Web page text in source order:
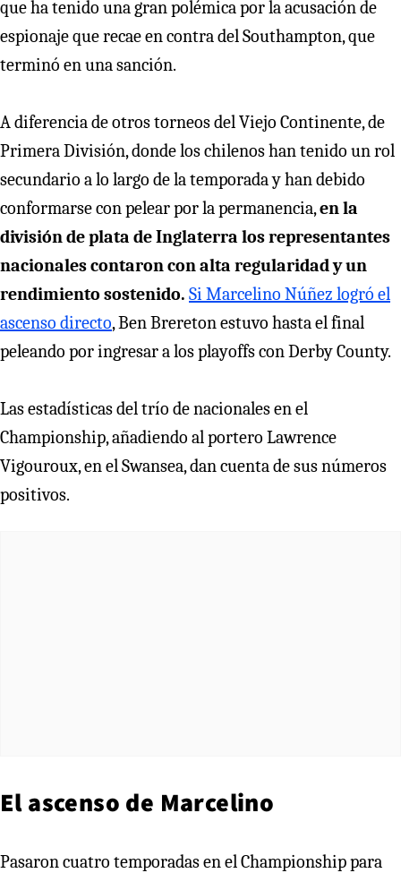
que ha tenido una gran polémica por la acusación de
espionaje que recae en contra del Southampton, que
terminó en una sanción.
A diferencia de otros torneos del Viejo Continente, de
Primera División, donde los chilenos han tenido un rol
secundario a lo largo de la temporada y han debido
conformarse con pelear por la permanencia,en la
división de plata de Inglaterra los representantes
nacionales contaron con alta regularidad y un
rendimiento sostenido. Si Marcelino Núñez logró el
ascenso directo, Ben Brereton estuvo hasta el final
peleando por ingresar a los playoffs con Derby County.
Las estadísticas del trío de nacionales en el
Championship, añadiendo al portero Lawrence
Vigouroux, en el Swansea, dan cuenta de sus números
positivos.
El ascenso de Marcelino
Pasaron cuatro temporadas en el Championship para